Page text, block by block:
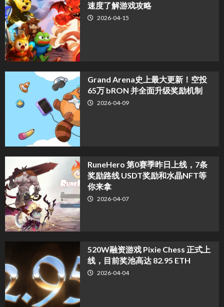
速度了解游戏攻略
2026-04-15
Grand Arena史上最大更新！空投
65万 bRON 并全面升级奖励机制
2026-04-09
RuneHero 第0赛季昨日上线，7条
奖励路线 USDT奖励和水晶NFT等
你来拿
2026-04-07
520W融资游戏 Pixie Chess 正式上
线，目前奖池高达 82.95 ETH
2026-04-04